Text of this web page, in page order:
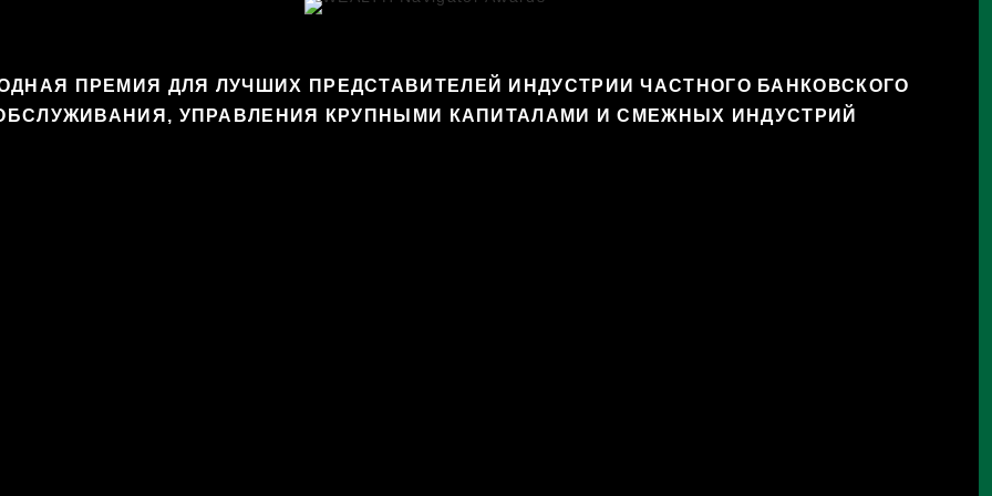
ПРЕМИЯ ДЛЯ ЛУЧШИХ ПРЕДСТАВИТЕЛЕЙ ИНДУСТРИИ ЧАСТНОГО БАНКОВСКОГО
УПРАВЛЕНИЯ КРУПНЫМИ КАПИТАЛАМИ И СМЕЖНЫХ ИНДУСТРИЙ